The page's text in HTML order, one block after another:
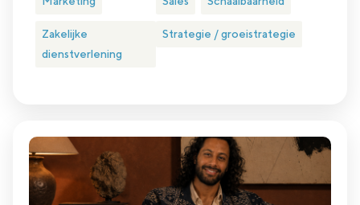
Zakelijke
dienstverlening
Strategie / groeistrategie